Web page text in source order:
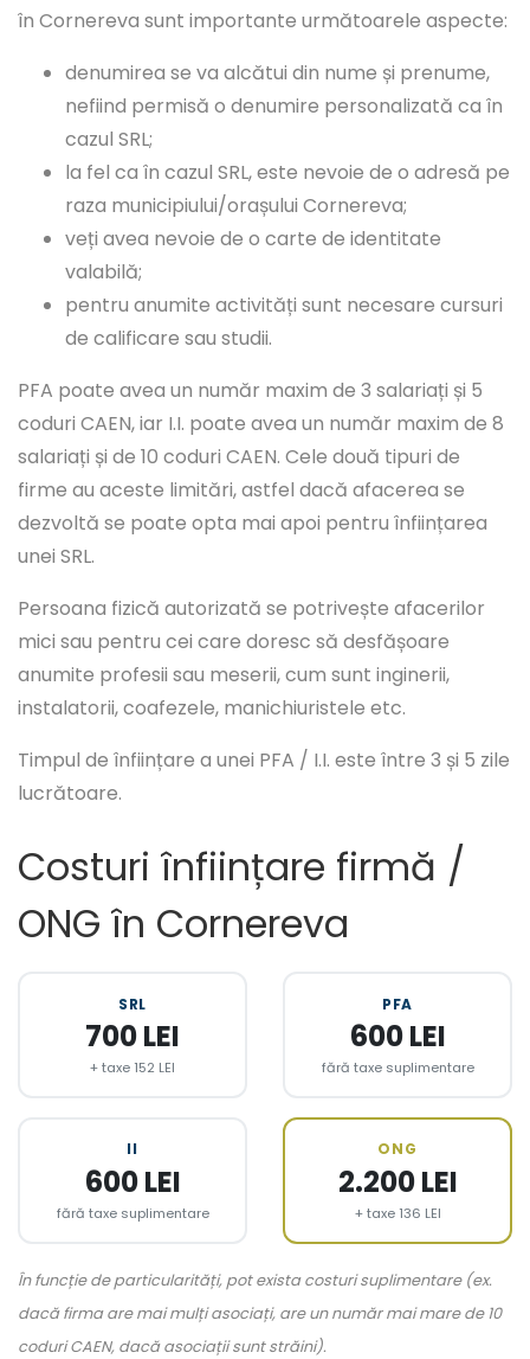
în Cornereva sunt importante următoarele aspecte:
denumirea se va alcătui din nume și prenume,
nefiind permisă o denumire personalizată ca în
cazul SRL;
la fel ca în cazul SRL, este nevoie de o adresă pe
raza municipiului/orașului Cornereva;
veți avea nevoie de o carte de identitate
valabilă;
pentru anumite activități sunt necesare cursuri
de calificare sau studii.
PFA poate avea un număr maxim de 3 salariați și 5
coduri CAEN, iar I.I. poate avea un număr maxim de 8
salariați și de 10 coduri CAEN. Cele două tipuri de
firme au aceste limitări, astfel dacă afacerea se
dezvoltă se poate opta mai apoi pentru înființarea
unei SRL.
Persoana fizică autorizată se potrivește afacerilor
mici sau pentru cei care doresc să desfășoare
anumite profesii sau meserii, cum sunt inginerii,
instalatorii, coafezele, manichiuristele etc.
Timpul de înființare a unei PFA / I.I. este între 3 și 5 zile
lucrătoare.
Costuri înființare firmă /
ONG în Cornereva
SRL
700 LEI
+ taxe 152 LEI
PFA
600 LEI
fără taxe suplimentare
II
600 LEI
fără taxe suplimentare
ONG
2.200 LEI
+ taxe 136 LEI
În funcție de particularități, pot exista costuri suplimentare (ex.
dacă firma are mai mulți asociați, are un număr mai mare de 10
coduri CAEN, dacă asociații sunt străini).